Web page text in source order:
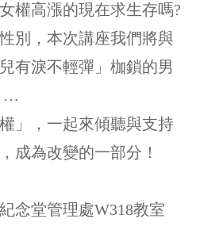
權高漲的現在求生存嗎?
別，本次講座我們將與
有淚不輕彈」枷鎖的男
…
」，一起來傾聽與支持
成為改變的一部分！
念堂管理處W318教室